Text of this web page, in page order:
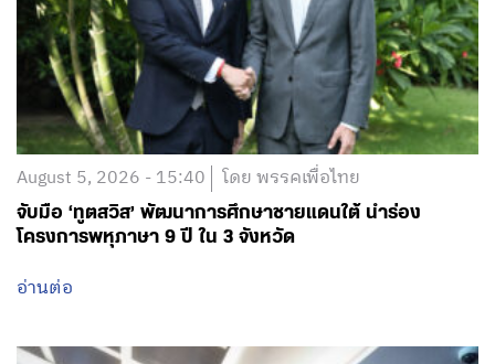
August 5, 2026 - 15:40 โดย พรรคเพื่อไทย
จับมือ ‘ทูตสวิส’ พัฒนาการศึกษาชายแดนใต้ นำร่อง
โครงการพหุภาษา 9 ปี ใน 3 จังหวัด
อ่านต่อ